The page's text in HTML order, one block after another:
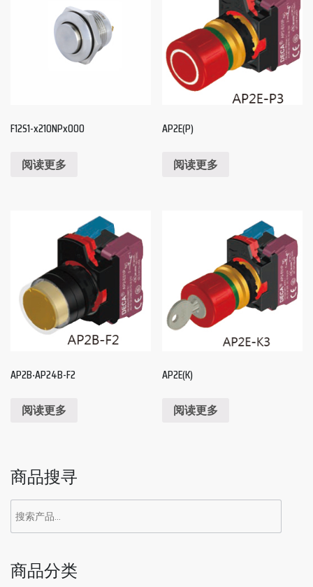
F12S1-x210NPx000
阅读更多
AP2E(P)
阅读更多
AP2B‧AP24B-F2
阅读更多
AP2E(K)
阅读更多
商品搜寻
商品分类